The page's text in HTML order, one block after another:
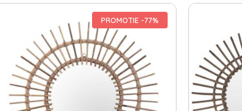
Oglinzi clasice si moderne pentru orice stil de
Daca si tu cauti oglinzi pentru casa ta, atunci ai ajuns in locul
tine. Poate iti doresti sa arunci o privire asupra colectiei noastre
schimbare in living, in hol, in dormitor ori in baie, pe site-ul
potrivita, ai la dispozitie mai multe variante: poti alege o
rotunda. De asmenea, poti opta pentru o oglinda cu rama sau
ul nostru gasesti oglinzi decorative pentru toate gusturile si
Oglinzi cu personalitate pentru case cu stil
PROMOTIE -77%